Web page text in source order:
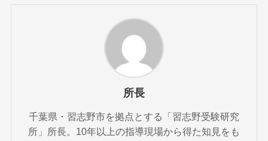
所長
千葉県・習志野市を拠点とする「習志野受験研究
所」所長。10年以上の指導現場から得た知見をも